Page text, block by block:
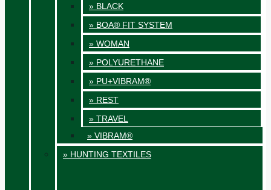
» BLACK
» BOA® FIT SYSTEM
» WOMAN
» POLYURETHANE
» PU+VIBRAM®
» REST
» TRAVEL
» VIBRAM®
» HUNTING TEXTILES